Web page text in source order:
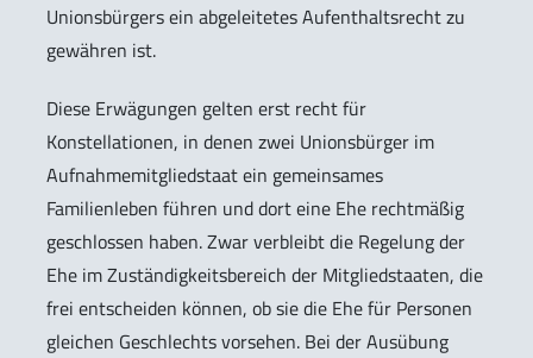
Unionsbürgers ein abgeleitetes Aufenthaltsrecht zu
gewähren ist.
Diese Erwägungen gelten erst recht für
Konstellationen, in denen zwei Unionsbürger im
Aufnahmemitgliedstaat ein gemeinsames
Familienleben führen und dort eine Ehe rechtmäßig
geschlossen haben. Zwar verbleibt die Regelung der
Ehe im Zuständigkeitsbereich der Mitgliedstaaten, die
frei entscheiden können, ob sie die Ehe für Personen
gleichen Geschlechts vorsehen. Bei der Ausübung